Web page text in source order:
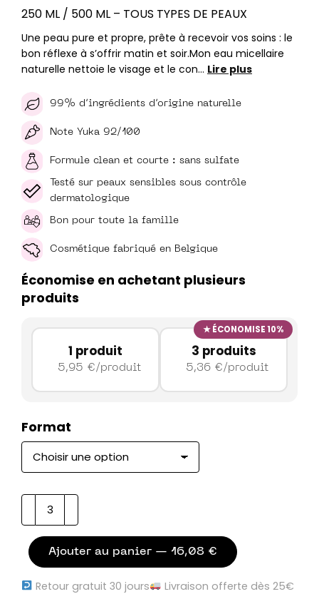
client
250 ML / 500 ML – TOUS TYPES DE PEAUX
Une peau pure et propre, prête à recevoir vos soins : le
bon réflexe à s’offrir matin et soir.Mon eau micellaire
naturelle nettoie le visage et le con… Lire plus
99% d’ingrédients d’origine naturelle
Note Yuka 92/100
Formule clean et courte : sans sulfate
Testé sur peaux sensibles sous contrôle
dermatologique
Bon pour toute la famille
Cosmétique fabriqué en Belgique
Économise en achetant plusieurs
produits
1 produit
5,95 €/produit
ÉCONOMISE 10%
3 produits
5,36 €/produit
Format
quantité
de
Mon
eau
micellaire
Ajouter au panier — 16,08 €
Retour gratuit 30 jours Livraison offerte dès 25€